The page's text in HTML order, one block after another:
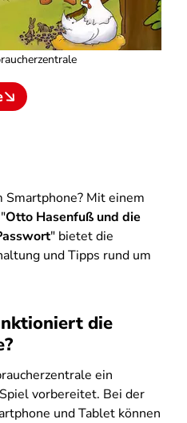
Mit einem
Otto Hasenfuß und die
" bietet die
und Tipps rund um
die
ein
vorbereitet. Bei der
und Tablet können